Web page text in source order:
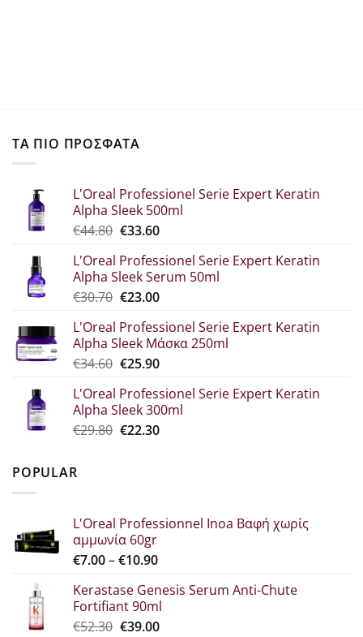
ΤΑ ΠΙΟ ΠΡΟΣΦΑΤΑ
L'Oreal Professionel Serie Expert Keratin
Alpha Sleek 500ml
€44.80 Original
was:
€44.80.
€33.60Η
τιμή
είναι:
€33.60.
L'Oreal Professionel Serie Expert Keratin
Alpha Sleek Serum 50ml
€30.70 Original
was:
€30.70.
€23.00Η
τιμή
είναι:
€23.00.
L'Oreal Professionel Serie Expert Keratin
Alpha Sleek Μάσκα 250ml
€34.60 Original
was:
€34.60.
€25.90Η
τιμή
είναι:
€25.90.
L'Oreal Professionel Serie Expert Keratin
Alpha Sleek 300ml
€29.80 Original
€22.30Η
POPULAR
L'Oreal Professionnel Inoa Βαφή χωρίς
αμμωνία 60gr
€7.00–€10.90Price
€7.00
through
€10.90
Kerastase Genesis Serum Anti-Chute
Fortifiant 90ml
€52.30 Original
€39.00Η